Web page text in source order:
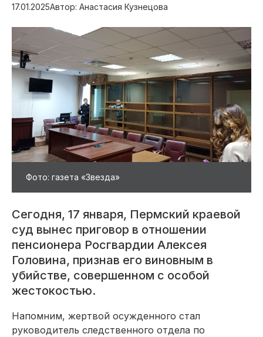
17.01.2025Автор: Анастасия Кузнецова
Фото: газета «Звезда»
Сегодня, 17 января, Пермский краевой
суд вынес приговор в отношении
пенсионера Росгвардии Алексея
Головина, признав его виновным в
убийстве, совершенном с особой
жестокостью.
Напомним, жертвой осужденного стал
руководитель следственного отдела по